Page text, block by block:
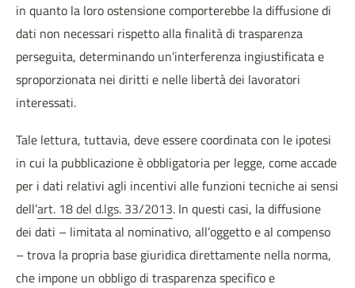
in quanto la loro ostensione comporterebbe la diffusione di
dati non necessari rispetto alla finalità di trasparenza
perseguita, determinando un’interferenza ingiustificata e
sproporzionata nei diritti e nelle libertà dei lavoratori
interessati.
Tale lettura, tuttavia, deve essere coordinata con le ipotesi
in cui la pubblicazione è obbligatoria per legge, come accade
per i dati relativi agli incentivi alle funzioni tecniche ai sensi
dell’art. 18 del d.lgs. 33/2013. In questi casi, la diffusione
dei dati – limitata al nominativo, all’oggetto e al compenso
– trova la propria base giuridica direttamente nella norma,
che impone un obbligo di trasparenza specifico e